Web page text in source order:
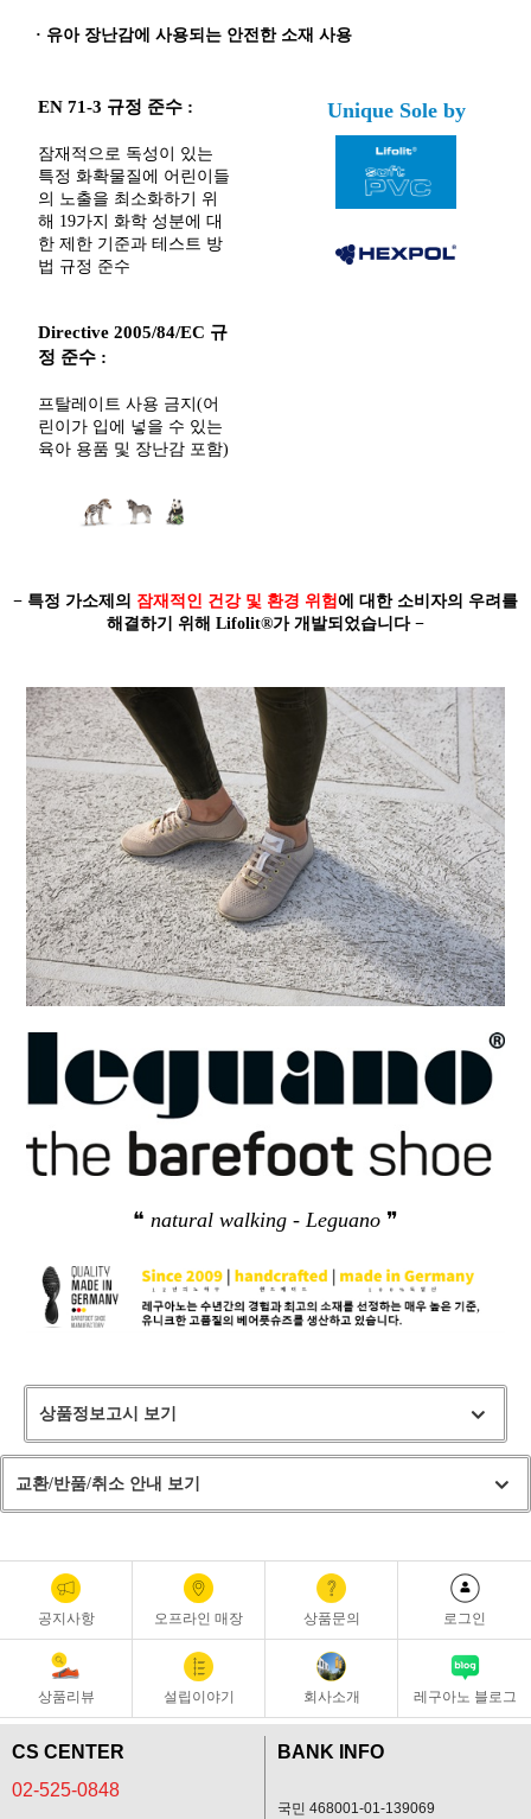
· 유아 장난감에 사용되는 안전한 소재 사용
EN 71-3 규정 준수 :
잠재적으로 독성이 있는
특정 화확물질에 어린이들
의 노출을 최소화하기 위
해 19가지 화학 성분에 대
한 제한 기준과 테스트 방
법 규정 준수
Directive 2005/84/EC 규
정 준수 :
프탈레이트 사용 금지(어
린이가 입에 넣을 수 있는
육아 용품 및 장난감 포함)
Unique Sole by
− 특정 가소제의 잠재적인 건강 및 환경 위험에 대한 소비자의 우려를
해결하기 위해 Lifolit®가 개발되었습니다 −
❝ natural walking - Leguano ❞
상품정보고시 보기
교환/반품/취소 안내 보기
공지사항 오프라인 매장 상품문의 로그인
상품리뷰 설립이야기 회사소개 레구아노 블로그
CS CENTER
02-525-0848
BANK INFO
국민 468001-01-139069